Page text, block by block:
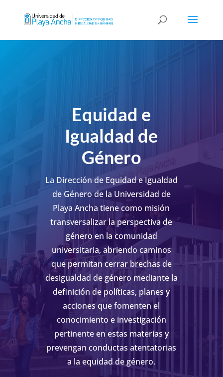
Equidad e
Igualdad de
Género
La Dirección de Equidad e Igualdad
de Género de la Universidad de
Playa Ancha tiene como misión
transversalizar la perspectiva de
género en la comunidad
universitaria, abriendo caminos
que permitan cerrar brechas de
desigualdad de género mediante la
definición de políticas, planes y
acciones que fomenten el
conocimiento e investigación
pertinente en estas materias y
prevengan conductas atentatorias
a la equidad de género.